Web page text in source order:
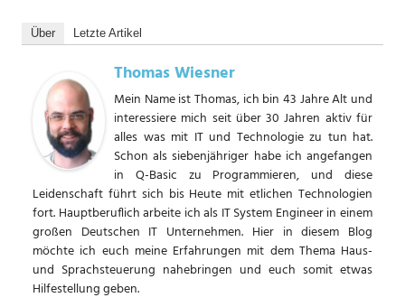
Über Letzte Artikel
Thomas Wiesner
Mein Name ist Thomas, ich bin 43 Jahre Alt und
interessiere mich seit über 30 Jahren aktiv für
alles was mit IT und Technologie zu tun hat.
Schon als siebenjähriger habe ich angefangen
in Q-Basic zu Programmieren, und diese
Leidenschaft führt sich bis Heute mit etlichen Technologien
fort. Hauptberuflich arbeite ich als IT System Engineer in einem
großen Deutschen IT Unternehmen. Hier in diesem Blog
möchte ich euch meine Erfahrungen mit dem Thema Haus-
und Sprachsteuerung nahebringen und euch somit etwas
Hilfestellung geben.